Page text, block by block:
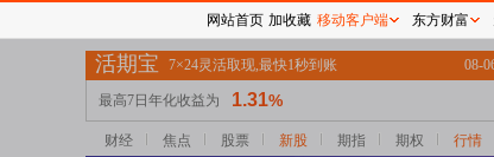
财经 焦点 股票 新股 期指 期权 行情
网站首页 加收藏 移动客户端 东方财富